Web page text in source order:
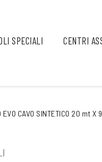
SPECIALI CENTRI
EVO CAVO SINTETICO 20 mt X